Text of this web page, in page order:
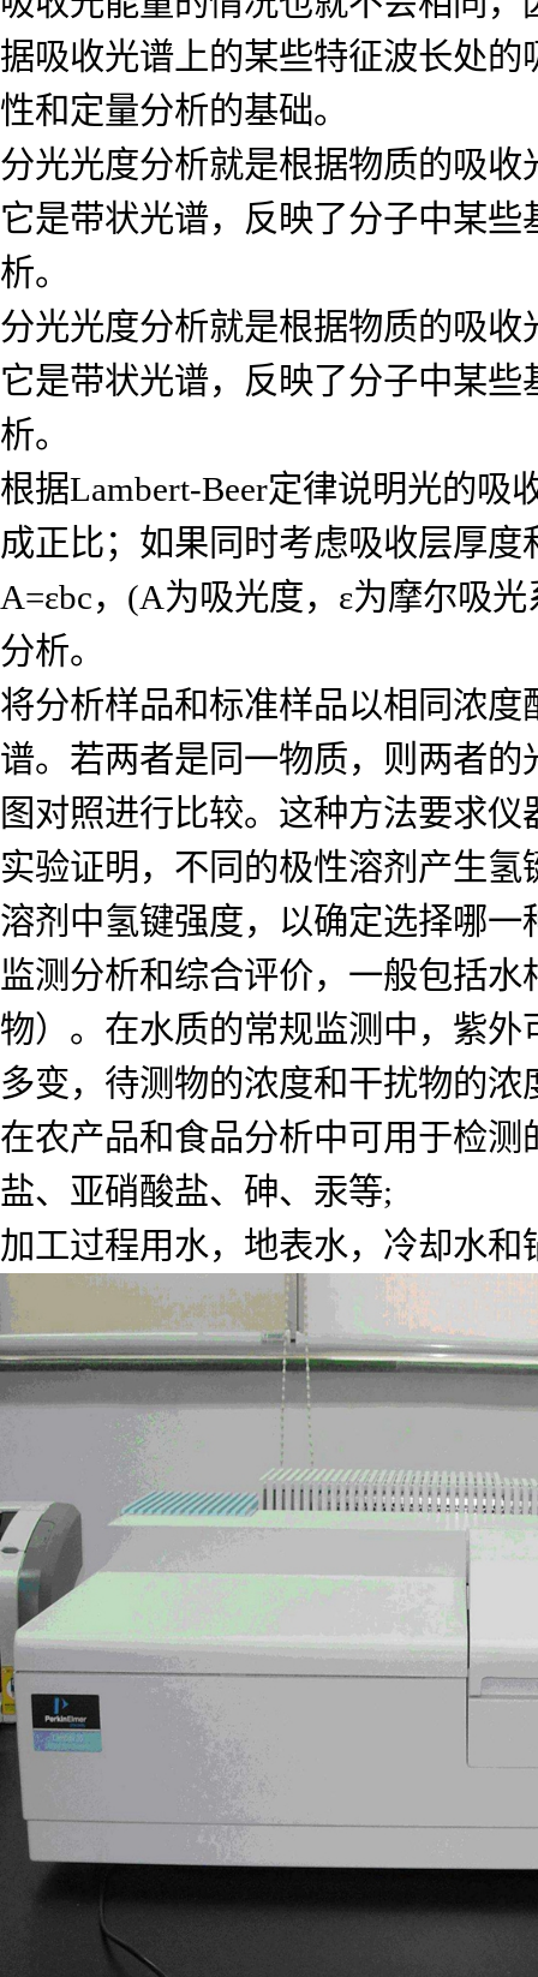
据吸收光谱上的某些特征波长处
性和定量分析的基础。
分光光度分析就是根据物质的吸
它是带状光谱，反映了分子中某
析。
分光光度分析就是根据物质的吸
它是带状光谱，反映了分子中某
析。
根据Lambert-Beer定律说明光的
成正比；如果同时考虑吸收层厚
A=εbc，(A为吸光度，ε为摩尔吸
分析。
将分析样品和标准样品以相同浓
谱。若两者是同一物质，则两者
图对照进行比较。这种方法要求
实验证明，不同的极性溶剂产生
溶剂中氢键强度，以确定选择哪一
监测分析和综合评价，一般包括
物）。在水质的常规监测中，紫
多变，待测物的浓度和干扰物的
在农产品和食品分析中可用于检
盐、亚硝酸盐、砷、汞等;
加工过程用水，地表水，冷却水和